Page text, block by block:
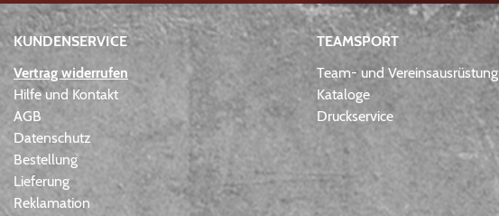
KUNDENSERVICE
Vertrag widerrufen
Hilfe und Kontakt
AGB
Datenschutz
Bestellung
Lieferung
Reklamation
TEAMSPORT
Team- und Vereinsausrüstung
Kataloge
Druckservice